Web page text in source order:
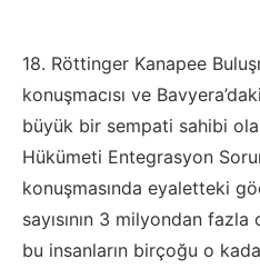
18. Röttinger Kanapee
konuşmacısı ve
büyük bir sempati sahibi
Hükümeti Entegrasyon
konuşmasında eyaletteki
sayısının 3 milyondan
bu insanların birçoğu o